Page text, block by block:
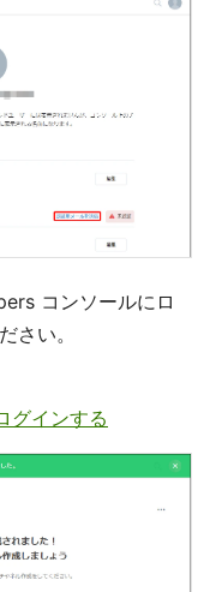
コンソールにロ
さい。
グインする